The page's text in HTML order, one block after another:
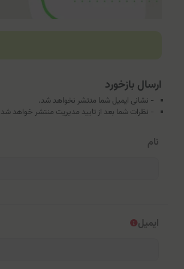
ارسال بازخورد
- نشانی ایمیل شما منتشر نخواهد شد.
- نظرات شما بعد از تایید مدیریت منتشر خواهد شد
نام
ایمیل